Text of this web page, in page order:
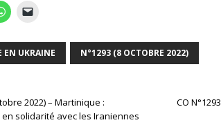
EN UKRAINE N°1293 (8 OCTOBRE 2022)
2022) – Martinique :
solidarité avec les Iraniennes
CO